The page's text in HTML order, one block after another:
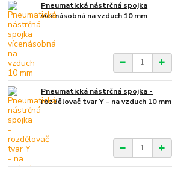
Pneumatická nástrčná spojka
vícenásobná na vzduch 10 mm
Pneumatická nástrčná spojka -
rozdělovač tvar Y - na vzduch 10 mm